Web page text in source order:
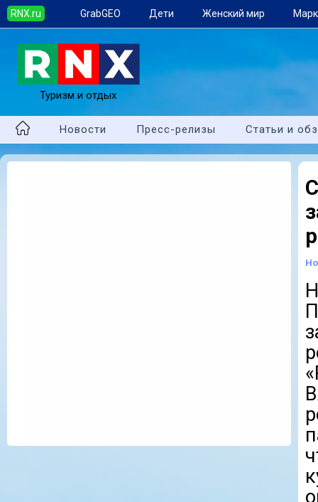
RNX.ru GrabGEO Дети Женский мир
Туризм и отдых
Новости Пресс-релизы Статьи и